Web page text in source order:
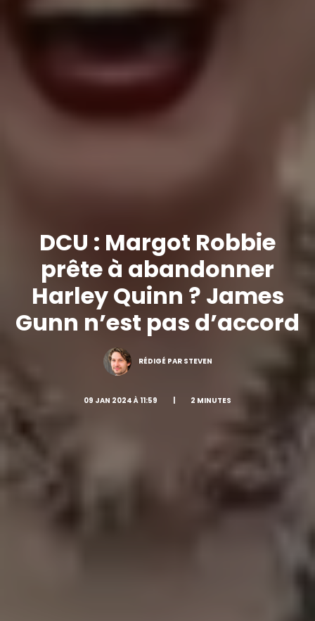
DCU : Margot Robbie
prête à abandonner
Harley Quinn ? James
Gunn n’est pas d’accord
RÉDIGÉ PAR STEVEN
09 JAN 2024 À 11:59 | 2 MINUTES